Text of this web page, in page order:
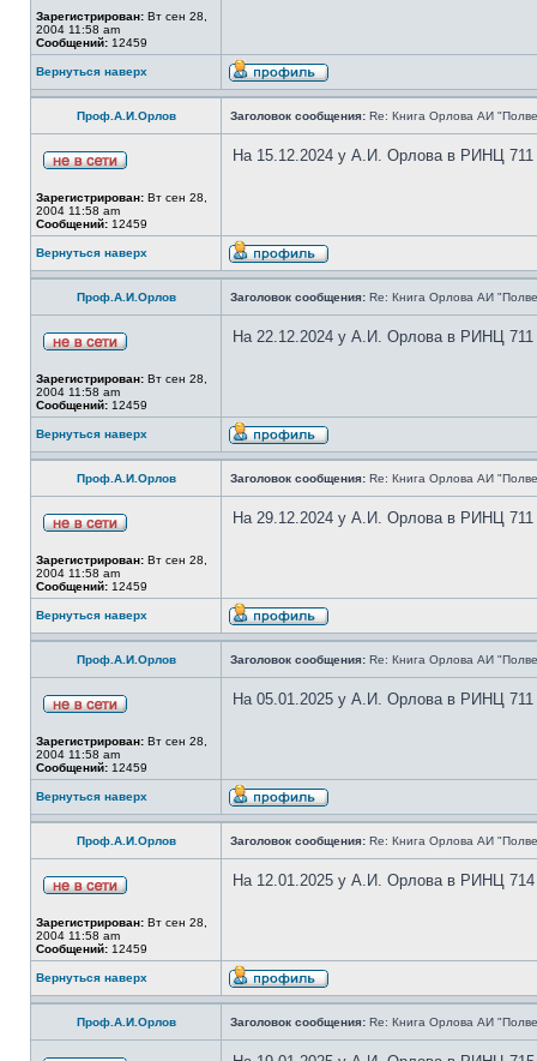
Зарегистрирован: Вт сен 28,
2004 11:58 am
Сообщений: 12459
Вернуться наверх
Проф.А.И.Орлов Заголовок сообщения: Re: Книга Орлова АИ
Зарегистрирован: Вт сен 28,
2004 11:58 am
Сообщений: 12459
На 15.12.2024 у А.И. Орлова в РИНЦ 711
Вернуться наверх
Проф.А.И.Орлов Заголовок сообщения: Re: Книга Орлова АИ
Зарегистрирован: Вт сен 28,
2004 11:58 am
Сообщений: 12459
На 22.12.2024 у А.И. Орлова в РИНЦ 711
Вернуться наверх
Проф.А.И.Орлов Заголовок сообщения: Re: Книга Орлова АИ
Зарегистрирован: Вт сен 28,
2004 11:58 am
Сообщений: 12459
На 29.12.2024 у А.И. Орлова в РИНЦ 711
Вернуться наверх
Проф.А.И.Орлов Заголовок сообщения: Re: Книга Орлова АИ
Зарегистрирован: Вт сен 28,
2004 11:58 am
Сообщений: 12459
На 05.01.2025 у А.И. Орлова в РИНЦ 711
Вернуться наверх
Проф.А.И.Орлов Заголовок сообщения: Re: Книга Орлова АИ
Зарегистрирован: Вт сен 28,
2004 11:58 am
Сообщений: 12459
На 12.01.2025 у А.И. Орлова в РИНЦ 714
Вернуться наверх
Проф.А.И.Орлов Заголовок сообщения: Re: Книга Орлова АИ